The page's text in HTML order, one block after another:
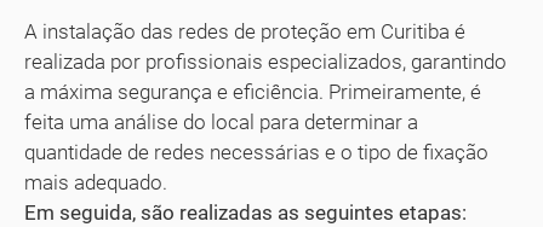
A instalação das redes de proteção em Curitiba é
realizada por profissionais especializados, garantindo
a máxima segurança e eficiência. Primeiramente, é
feita uma análise do local para determinar a
quantidade de redes necessárias e o tipo de fixação
mais adequado.
Em seguida, são realizadas as seguintes etapas: